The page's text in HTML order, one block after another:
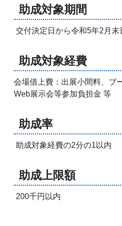
助成対象期間
交付決定日から令和5年2月末
助成対象経費
会場借上費：出展小間料、ブ
Web展示会等参加負担金 等
助成率
助成対象経費の2分の1以内
助成上限額
200千円以内